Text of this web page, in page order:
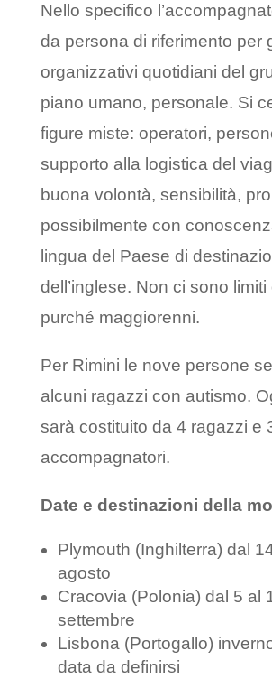
Nello specifico
da persona di riferimento per
organizzativi quotidiani del
piano umano, personale. Si
figure miste: operatori,
supporto alla logistica del
buona volontà, sensibilità,
possibilmente con
lingua del Paese di
dell’inglese. Non ci sono limiti
purché maggiorenni.
Per Rimini le nove persone
alcuni ragazzi con autismo.
sarà costituito da 4 ragazzi e
accompagnatori.
Date e destinazioni della
Plymouth (Inghilterra) dal
agosto
Cracovia (Polonia) dal 5 al
settembre
Lisbona (Portogallo)
data da definirsi